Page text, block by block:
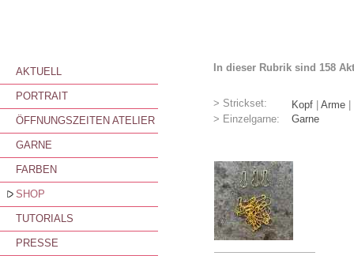
AKTUELL
PORTRAIT
ÖFFNUNGSZEITEN ATELIER
GARNE
FARBEN
SHOP
TUTORIALS
PRESSE
In dieser Rubrik sind 158
> Strickset: Kopf Arme
> Einzelgarne:
Garne